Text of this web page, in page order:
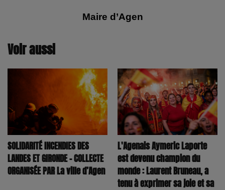
Maire d’Agen
Voir aussi
SOLIDARITÉ INCENDIES DES
LANDES ET GIRONDE – COLLECTE
ORGANISÉE PAR La ville d’Agen
L'Agenais Aymeric Laporte
est devenu champion du
monde : Laurent Bruneau, a
tenu à exprimer sa joie et sa